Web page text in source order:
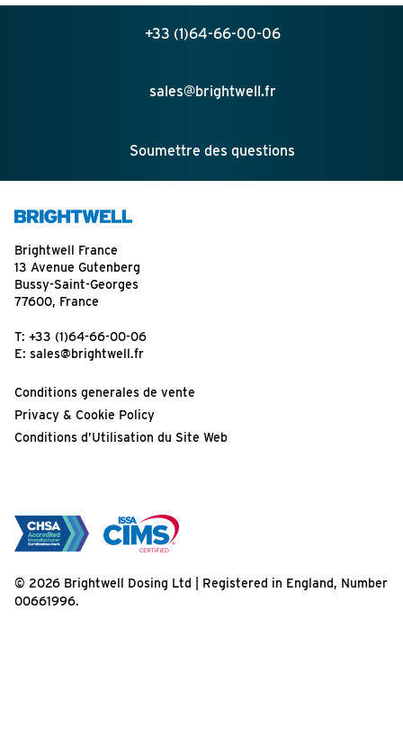
+33 (1)64-66-00-06
sales@brightwell.fr
Soumettre des questions
Brightwell France
13 Avenue Gutenberg
Bussy-Saint-Georges
77600, France
T: +33 (1)64-66-00-06
E: sales@brightwell.fr
Conditions generales de vente
Privacy & Cookie Policy
Conditions d’Utilisation du Site Web
© 2026 Brightwell Dosing Ltd | Registered in England, Number
00661996.